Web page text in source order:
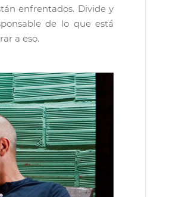
enfrentados. Divide y
de lo que está
a eso.